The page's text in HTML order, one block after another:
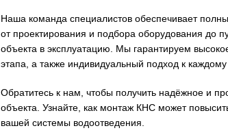
Наша команда специалистов обеспечивает
от проектирования и подбора оборудования до
объекта в эксплуатацию. Мы гарантируем
этапа, а также индивидуальный подход к каждому
Обратитесь к нам, чтобы получить надёжное и
объекта. Узнайте, как монтаж КНС может
вашей системы водоотведения.